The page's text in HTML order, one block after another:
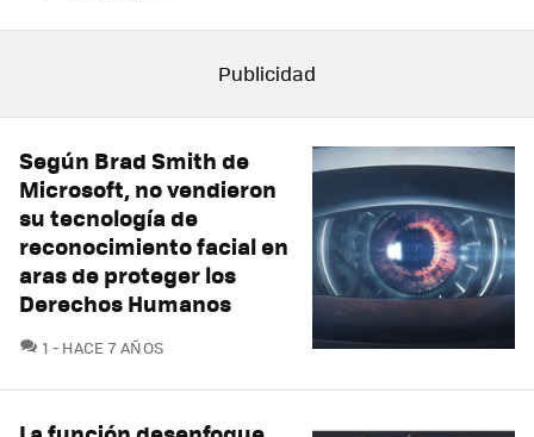
Según Brad Smith de
Microsoft, no vendieron
su tecnología de
reconocimiento facial en
aras de proteger los
Derechos Humanos
1 COMENTARIOS
HACE 7 AÑOS